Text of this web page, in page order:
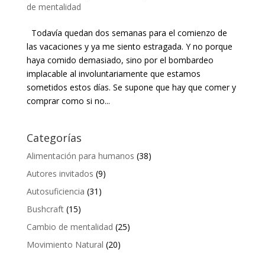
de mentalidad
Todavía quedan dos semanas para el comienzo de
las vacaciones y ya me siento estragada. Y no porque
haya comido demasiado, sino por el bombardeo
implacable al involuntariamente que estamos
sometidos estos días. Se supone que hay que comer y
comprar como si no...
Categorías
Alimentación para humanos (38)
Autores invitados (9)
Autosuficiencia (31)
Bushcraft(15)
Cambio de mentalidad (25)
Movimiento Natural (20)